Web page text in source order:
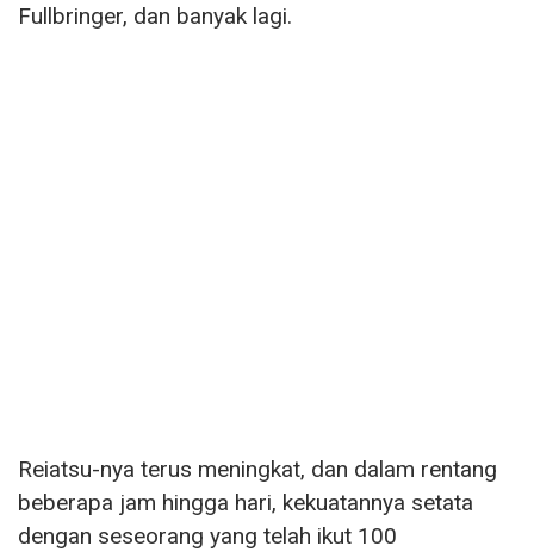
Fullbringer, dan banyak lagi.
Reiatsu-nya terus meningkat, dan dalam rentang
beberapa jam hingga hari, kekuatannya setata
dengan seseorang yang telah ikut 100